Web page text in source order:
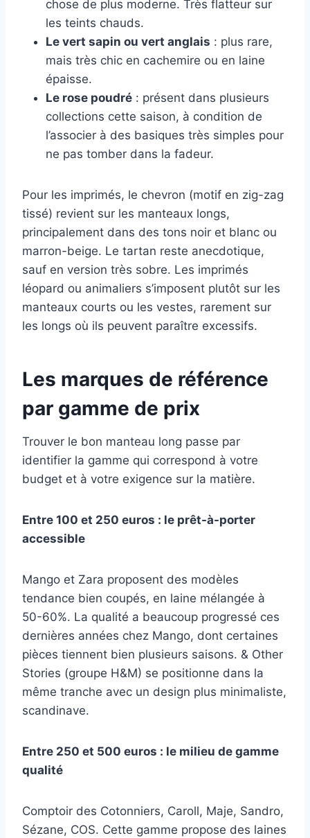
chose de plus moderne. Très flatteur sur
les teints chauds.
Le vert sapin ou vert anglais : plus rare,
mais très chic en cachemire ou en laine
épaisse.
Le rose poudré : présent dans plusieurs
collections cette saison, à condition de
l’associer à des basiques très simples pour
ne pas tomber dans la fadeur.
Pour les imprimés, le chevron (motif en zig-zag
tissé) revient sur les manteaux longs,
principalement dans des tons noir et blanc ou
marron-beige. Le tartan reste anecdotique,
sauf en version très sobre. Les imprimés
léopard ou animaliers s’imposent plutôt sur les
manteaux courts ou les vestes, rarement sur
les longs où ils peuvent paraître excessifs.
Les marques de référence
par gamme de prix
Trouver le bon manteau long passe par
identifier la gamme qui correspond à votre
budget et à votre exigence sur la matière.
Entre 100 et 250 euros : le prêt-à-porter
accessible
Mango et Zara proposent des modèles
tendance bien coupés, en laine mélangée à
50-60%. La qualité a beaucoup progressé ces
dernières années chez Mango, dont certaines
pièces tiennent bien plusieurs saisons. & Other
Stories (groupe H&M) se positionne dans la
même tranche avec un design plus minimaliste,
scandinave.
Entre 250 et 500 euros : le milieu de gamme
qualité
Comptoir des Cotonniers, Caroll, Maje, Sandro,
Sézane, COS. Cette gamme propose des laines